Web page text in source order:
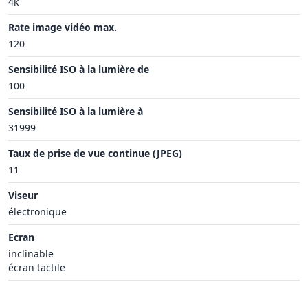
Rate image vidéo max.
120
Sensibilité ISO à la lumière de
100
Sensibilité ISO à la lumière à
31999
Taux de prise de vue continue (JPEG)
11
Viseur
électronique
Ecran
inclinable
écran tactile